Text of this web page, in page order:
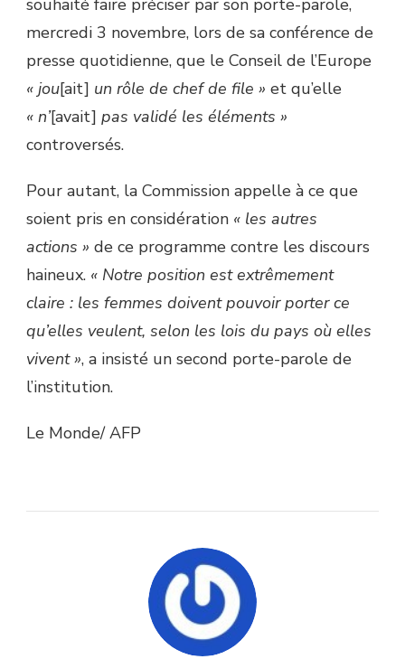
souhaité faire préciser par son porte-parole,
mercredi 3 novembre, lors de sa conférence de
presse quotidienne, que le Conseil de l’Europe
« jou[ait] un rôle de chef de file » et qu’elle
« n’[avait] pas validé les éléments »
controversés.
Pour autant, la Commission appelle à ce que
soient pris en considération « les autres
actions » de ce programme contre les discours
haineux. « Notre position est extrêmement
claire : les femmes doivent pouvoir porter ce
qu’elles veulent, selon les lois du pays où elles
vivent », a insisté un second porte-parole de
l’institution.
Le Monde/ AFP